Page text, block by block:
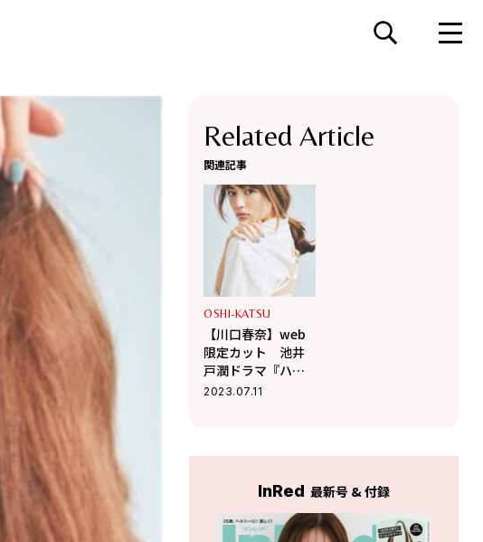
Related Article
関連記事
OSHI-KATSU
【川口春奈】web
限定カット 池井
戸潤ドラマ『ハヤ
ブサ消防団』撮影
2023.07.11
InRed 最新号 & 付録